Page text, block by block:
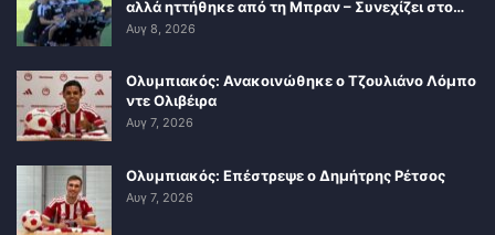
αλλά ηττήθηκε από τη Μπραν – Συνεχίζει στο…
Αυγ 8, 2026
Ολυμπιακός: Ανακοινώθηκε ο Τζουλιάνο Λόμπο
ντε Ολιβέιρα
Αυγ 7, 2026
Ολυμπιακός: Επέστρεψε ο Δημήτρης Ρέτσος
Αυγ 7, 2026